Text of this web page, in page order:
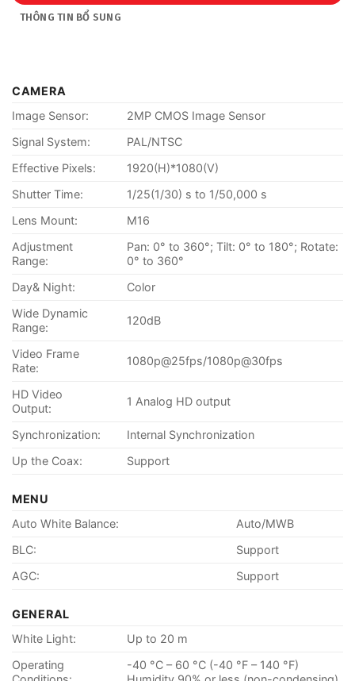
THÔNG TIN BỔ SUNG
CAMERA
Image Sensor:
2MP CMOS Image Sensor
Signal System:
PAL/NTSC
Effective Pixels:
1920(H)*1080(V)
Shutter Time:
1/25(1/30) s to 1/50,000 s
Lens Mount:
M16
Adjustment
Range:
Pan: 0° to 360°; Tilt: 0° to 180°; Rotate:
0° to 360°
Day& Night:
Color
Wide Dynamic
Range:
120dB
Video Frame
Rate:
1080p@25fps/1080p@30fps
HD Video
Output:
1 Analog HD output
Synchronization:
Internal Synchronization
Up the Coax:
Support
MENU
Auto White Balance:
Auto/MWB
BLC:
Support
AGC:
Support
GENERAL
White Light:
Up to 20 m
Operating
-40 °C – 60 °C (-40 °F – 140 °F)